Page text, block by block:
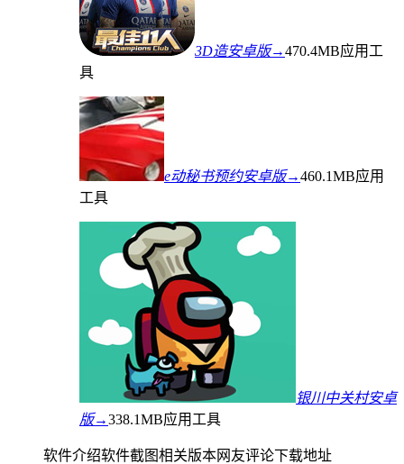
3D造安卓版→470.4MB应用工
具
e动秘书预约安卓版→460.1MB应用
工具
银川中关村安卓
版→338.1MB应用工具
软件介绍软件截图相关版本网友评论下载地址